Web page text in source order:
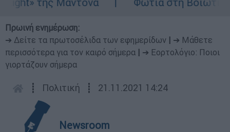
Πρωινή ενημέρωση:
➔ Δείτε τα πρωτοσέλιδα των εφημερίδων
➔ Μάθετε
περισσότερα για τον καιρό σήμερα
➔ Εορτολόγιο: Ποιοι
γιορτάζουν σήμερα
┋ Πολιτική ┋ 21.11.2021 14:24
Newsroom